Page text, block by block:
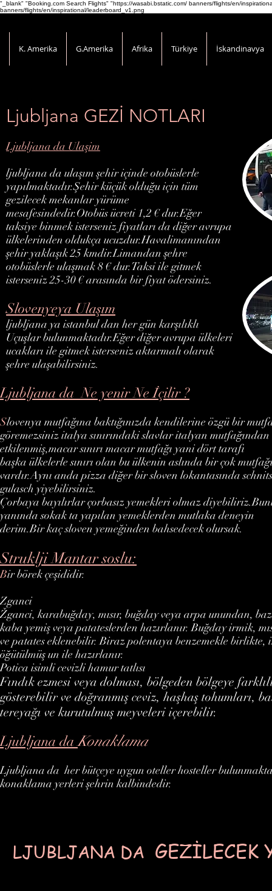
"_blank" "Booking.com Search Flights" "https://wasabi.bstatic.com/ banners/flights/en/
banners/flights/en/inspirational/leaderboard_v1.png
K. Amerika G.Amerika Afrika Türkiye İskandinavya
Ljubljana GEZİ NOTLARI
Ljubljana da Ne yenir Ne İçilir ?
Slovenya mutfağına baktığınızda kendilerine özgü bir
göremezsiniz italya sınırındaki slavlar italyan mutfağından
etkilenmiş,macar sınırı macar mutfağı yani dört tarafı
başka ülkelerle sınırı olan bu ülkenin aslında bir çok
vardır.Aynı anda pizza diğer bir sloven lokantasında
gulasch yiyebilirsiniz.
Çorbaya bayılırlar çorbasız yemekleri olmaz
yanında sokak ta yapılan yemeklerden mutlaka deneyin
derim.Bir kaç sloven yemeğinden bahsedecek olursak.
Struklji Mantar soslu:
Bir börek çeşididir.
Zganci
Žganci, karabuğday, mısır, buğday veya arpa unundan,
kaba yemiş veya patateslerden hazırlanır. Buğday irmik,
ve patates eklenebilir. Biraz polentaya benzemekle birlikte,
öğütülmüş un ile hazırlanır.
Potica isimli cevizli hamur tatlısı
Fındık ezmesi veya dolması, bölgeden bölgeye
gösterebilir ve doğranmış ceviz, haşhaş tohumları,
tereyağı ve kurutulmuş meyveleri içerebilir.
Ljubljana da Ulaşim
ljubljana da ulaşım şehir içinde otobüslerle
yapılmaktadır.Şehir küçük olduğu için tüm
gezilecek mekanlar yürüme
mesafesindedir.Otobüs ücreti 1,2 € dur.Eğer
taksiye binmek isterseniz fiyatları da diğer avrupa
ülkelerinden oldukça ucuzdur.Havalimanından
şehir yaklaşık 25 kmdir.Limandan şehre
otobüslerle ulaşmak 8 € dur.Taksi ile gitmek
isterseniz 25-30 € arasında bir fiyat ödersiniz.
Slovenyeya Ulaşım
ljubljana ya istanbul dan her gün karşılıklı
Uçuşlar bulunmaktadır.Eğer diğer avrupa ülkeleri
ucakları ile gitmek isterseniz aktarmalı olarak
şehre ulaşabilirsiniz.
LJUBLJANA DA GEZİLECEK
Ljubljana daKonaklama
Ljubljana da her bütçeye uygun oteller hosteller
konaklama yerleri şehrin kalbindedir.